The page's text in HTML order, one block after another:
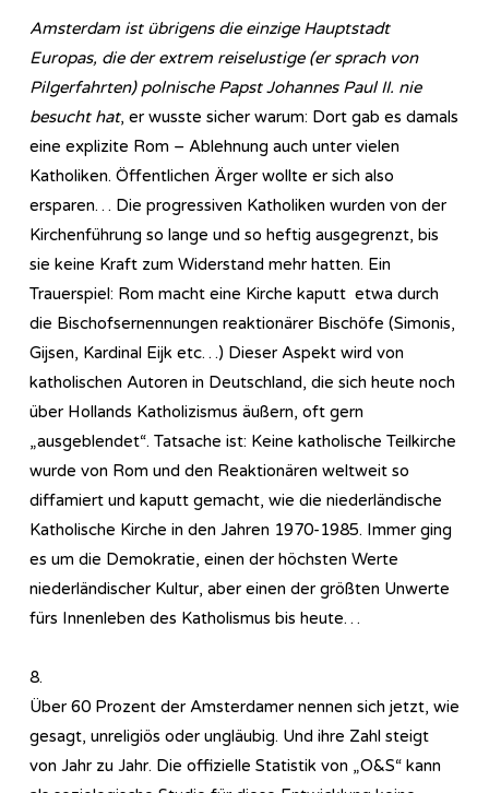
Amsterdam ist übrigens die einzige Hauptstadt
Europas, die der extrem reiselustige (er sprach von
Pilgerfahrten) polnische Papst Johannes Paul II. nie
besucht hat, er wusste sicher warum: Dort gab es damals
eine explizite Rom – Ablehnung auch unter vielen
Katholiken. Öffentlichen Ärger wollte er sich also
ersparen… Die progressiven Katholiken wurden von der
Kirchenführung so lange und so heftig ausgegrenzt, bis
sie keine Kraft zum Widerstand mehr hatten. Ein
Trauerspiel: Rom macht eine Kirche kaputt etwa durch
die Bischofsernennungen reaktionärer Bischöfe (Simonis,
Gijsen, Kardinal Eijk etc…) Dieser Aspekt wird von
katholischen Autoren in Deutschland, die sich heute noch
über Hollands Katholizismus äußern, oft gern
„ausgeblendet“. Tatsache ist: Keine katholische Teilkirche
wurde von Rom und den Reaktionären weltweit so
diffamiert und kaputt gemacht, wie die niederländische
Katholische Kirche in den Jahren 1970-1985. Immer ging
es um die Demokratie, einen der höchsten Werte
niederländischer Kultur, aber einen der größten Unwerte
fürs Innenleben des Katholismus bis heute…
8.
Über 60 Prozent der Amsterdamer nennen sich jetzt, wie
gesagt, unreligiös oder ungläubig. Und ihre Zahl steigt
von Jahr zu Jahr. Die offizielle Statistik von „O&S“ kann